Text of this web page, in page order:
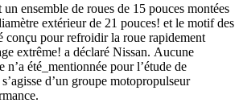
ensemble de roues de 15 pouces montées
extérieur de 21 pouces! et le motif des
conçu pour refroidir la roue rapidement
extrême! a déclaré Nissan. Aucune
été_mentionnée pour l’étude de
d’un groupe motopropulseur